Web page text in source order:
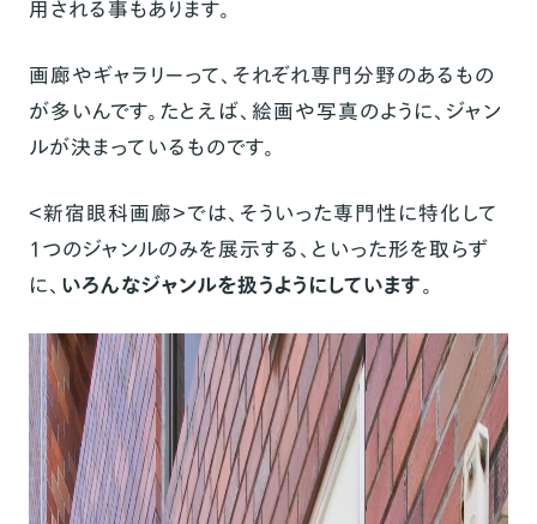
用される事もあります。
画廊やギャラリーって、それぞれ専門分野のあるもの
が多いんです。たとえば、絵画や写真のように、ジャン
ルが決まっているものです。
＜新宿眼科画廊＞では、そういった専門性に特化して
1つのジャンルのみを展示する、といった形を取らず
に、 いろんなジャンルを扱うようにしています。